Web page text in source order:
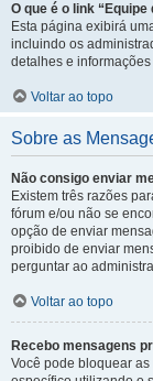
O que é o link “Equipe
Esta página exibirá
incluindo os
detalhes e
Voltar ao topo
Sobre as
Não consigo enviar
Existem três razões
fórum e/ou não se
opção de enviar
proibido de enviar
perguntar ao
Voltar ao topo
Recebo mensagens
Você pode bloquear